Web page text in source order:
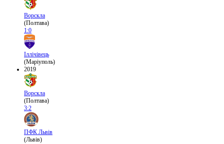
Ворскла
(Полтава)
1:0
Іллічівець
(Маріуполь)
2019
Ворскла
(Полтава)
3:2
ПФК Львів
(Львів)